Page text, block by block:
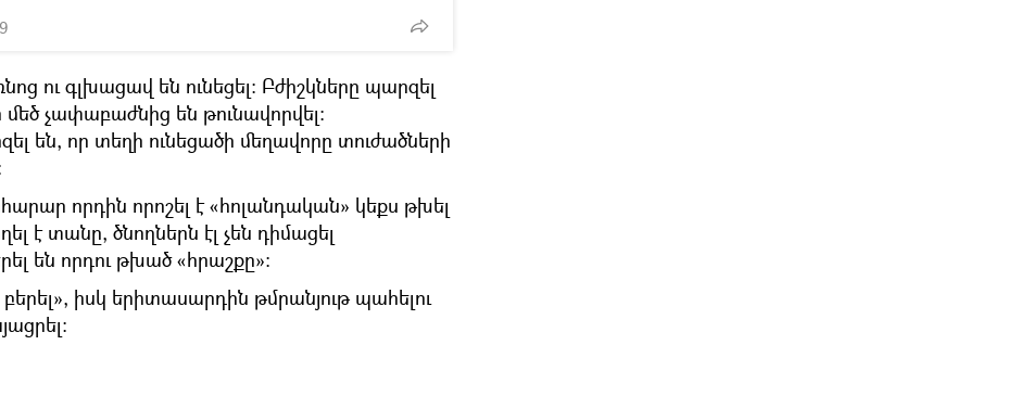
ու գլխացավ են ունեցել։ Բժիշկները պարզել
չափաբաժնից են թունավորվել։
են, որ տեղի ունեցածի մեղավորը տուժածների
որդին որոշել է «հոլանդական» կեքս թխել
է տանը, ծնողներն էլ չեն դիմացել
են որդու թխած «հրաշքը»։
իսկ երիտասարդին թմրանյութ պահելու